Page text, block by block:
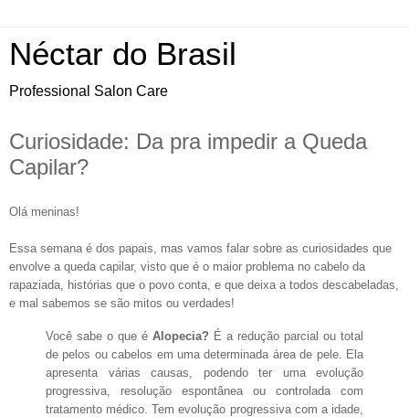
Néctar do Brasil
Professional Salon Care
Curiosidade: Da pra impedir a Queda
Capilar?
Olá meninas!
Essa semana é dos papais, mas vamos falar sobre as curiosidades que
envolve a queda capilar, visto que é o maior problema no cabelo da
rapaziada, histórias que o povo conta, e que deixa a todos descabeladas,
e mal sabemos se são mitos ou verdades!
Você sabe o que é Alopecia? É a redução parcial ou total
de pelos ou cabelos em uma determinada área de pele. Ela
apresenta várias causas, podendo ter uma evolução
progressiva, resolução espontânea ou controlada com
tratamento médico.Tem evolução progressiva com a idade,